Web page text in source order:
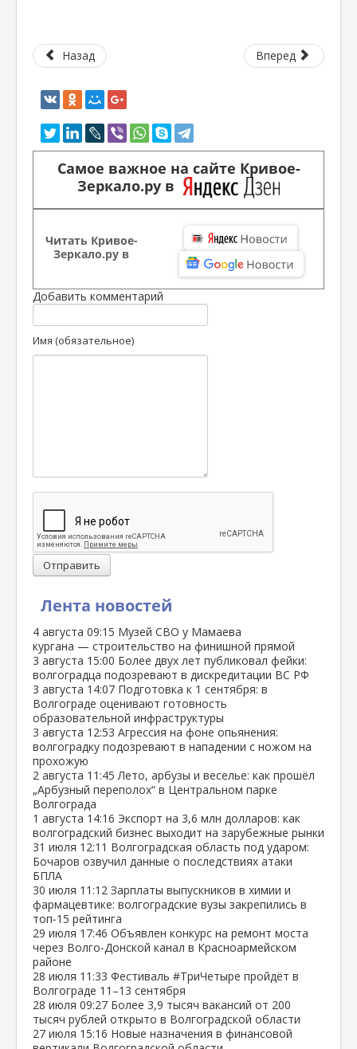
Лента новостей
4 августа 09:15 Музей СВО у Мамаева
кургана — строительство на финишной прямой
3 августа 15:00 Более двух лет публиковал фейки:
волгоградца подозревают в дискредитации ВС РФ
3 августа 14:07 Подготовка к 1 сентября: в
Волгограде оценивают готовность
образовательной инфраструктуры
3 августа 12:53 Агрессия на фоне опьянения:
волгоградку подозревают в нападении с ножом на
прохожую
2 августа 11:45 Лето, арбузы и веселье: как прошёл
„Арбузный переполох“ в Центральном парке
Волгограда
1 августа 14:16 Экспорт на 3,6 млн долларов: как
волгоградский бизнес выходит на зарубежные рынки
31 июля 12:11 Волгоградская область под ударом:
Бочаров озвучил данные о последствиях атаки
БПЛА
30 июля 11:12 Зарплаты выпускников в химии и
фармацевтике: волгоградские вузы закрепились в
топ‑15 рейтинга
29 июля 17:46 Объявлен конкурс на ремонт моста
через Волго‑Донской канал в Красноармейском
районе
28 июля 11:33 Фестиваль #ТриЧетыре пройдёт в
Волгограде 11–13 сентября
28 июля 09:27 Более 3,9 тысяч вакансий от 200
тысяч рублей открыто в Волгоградской области
27 июля 15:16 Новые назначения в финансовой
Назад Вперед
Самое важное на сайте Кривое-
Зеркало.ру в
Читать Кривое-
Зеркало.ру в
Добавить комментарий
Имя (обязательное)
Отправить